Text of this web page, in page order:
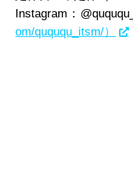
Instagram：@
om/quququ_itsm/）